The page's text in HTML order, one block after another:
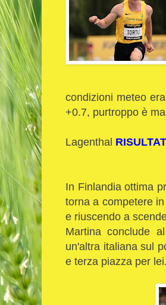
condizioni meteo
+0.7, purtroppo è
Lagenthal
In Finlandia ottima
torna a competere
e riuscendo a
Martina conclude
un'altra italiana sul
e terza piazza per lei.